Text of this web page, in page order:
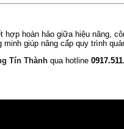
hoàn hảo giữa hiệu năng,
giúp nâng cấp quy trình
Tín Thànhqua hotline